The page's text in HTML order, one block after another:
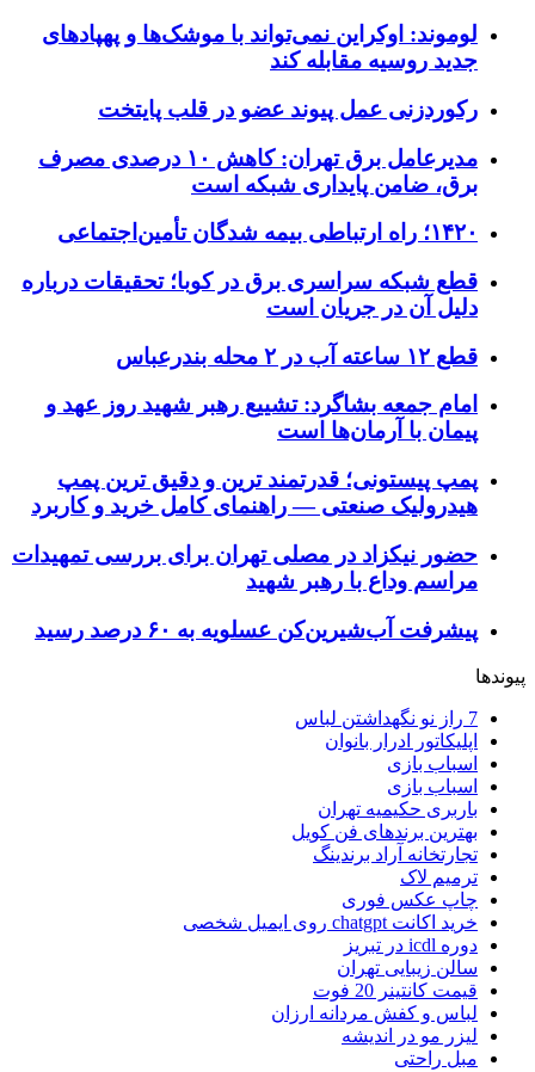
لوموند: اوکراین نمی‌تواند با موشک‌ها و پهپادهای
جدید روسیه مقابله کند
رکوردزنی عمل پیوند عضو در قلب پایتخت
مدیرعامل برق تهران: کاهش ۱۰ درصدی مصرف
برق، ضامن پایداری شبکه است
۱۴۲۰؛ راه ارتباطی بیمه شدگان تأمین‌اجتماعی
قطع شبکه سراسری برق در کوبا؛ تحقیقات درباره
دلیل آن در جریان است
قطع ۱۲ ساعته آب در ۲ محله بندرعباس
امام جمعه بشاگرد: تشییع رهبر شهید روز عهد و
پیمان با آرمان‌ها است
پمپ پیستونی؛ قدرتمند ترین و دقیق‌ ترین پمپ
هیدرولیک صنعتی — راهنمای کامل خرید و کاربرد
حضور نیکزاد در مصلی تهران برای بررسی تمهیدات
مراسم وداع با رهبر شهید
پیشرفت آب‌شیرین‌کن عسلویه به ۶۰ درصد رسید
پیوندها
7 راز نو نگهداشتن لباس
اپلیکاتور ادرار بانوان
اسباب بازی
اسباب بازی
باربری حکیمیه تهران
بهترین برندهای فن کویل
تجارتخانه آراد برندینگ
ترمیم لاک
چاپ عکس فوری
خرید اکانت chatgpt روی ایمیل شخصی
دوره icdl در تبریز
سالن زیبایی تهران
قیمت کانتینر 20 فوت
لباس و کفش مردانه ارزان
لیزر مو در اندیشه
مبل راحتی